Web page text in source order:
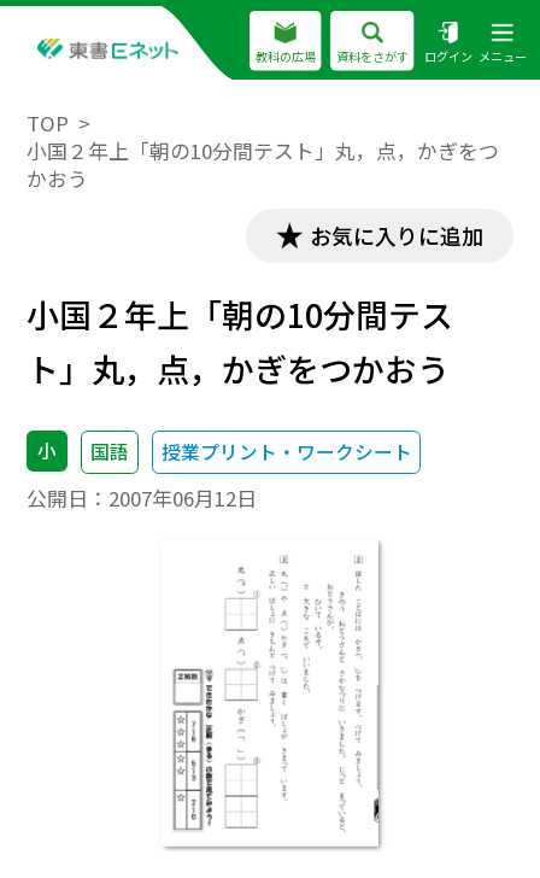
教科の広場 資料をさがす ログイン メニュー
TOP
小国２年上「朝の10分間テスト」丸，点，かぎをつ
かおう
お気に入りに追加
小国２年上「朝の10分間テス
ト」丸，点，かぎをつかおう
小 国語 授業プリント・ワークシート
公開日： 2007年06月12日